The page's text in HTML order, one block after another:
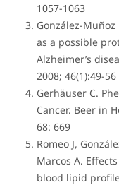
1057-1063
González-
as a possible
Alzheimer’s
2008; 46(1):49-56
Gerhäuser C.
Cancer. Beer in
68: 669
Romeo J,
Marcos A.
blood lipid